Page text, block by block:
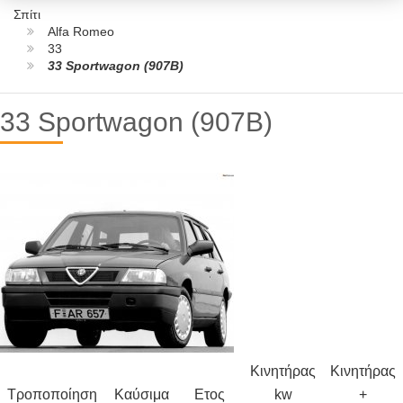
Σπίτι
Alfa Romeo
33
33 Sportwagon (907B)
33 Sportwagon (907B)
Τροποποίηση Καύσιμα Ετος
Κινητήρας
kw
Κινητήρας
+